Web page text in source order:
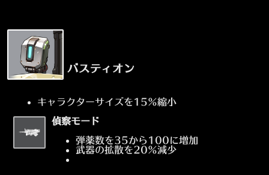
バスティオン
キャラクターサイズを15%縮小
偵察モード
弾薬数を35から100に増加
武器の拡散を20%減少